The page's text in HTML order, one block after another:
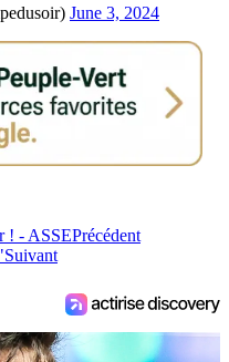
June 3, 2024
! - ASSEPrécédent
Suivant